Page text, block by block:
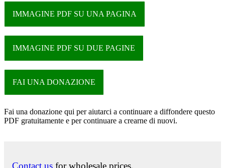
IMMAGINE PDF SU UNA PAGINA
IMMAGINE PDF SU DUE PAGINE
FAI UNA DONAZIONE
Fai una donazione qui per aiutarci a continuare a diffondere questo
PDF gratuitamente e per continuare a crearne di nuovi.
Contact us for wholesale prices.